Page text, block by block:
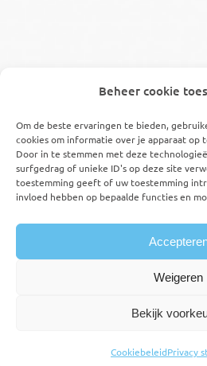
Beheer cookie
Om de beste ervaringen te bieden,
cookies om informatie over je apparaat op
Door in te stemmen met deze
surfgedrag of unieke ID's op deze site
toestemming geeft of uw toestemming
invloed hebben op bepaalde functies en
Weigeren
Bekijk
CookiebeleidPrivacy
Mijn account
Mijn bestellingen
Winkelmand
Privacy statement